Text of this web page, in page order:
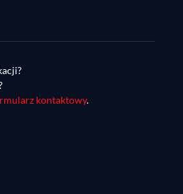
kontaktowy.